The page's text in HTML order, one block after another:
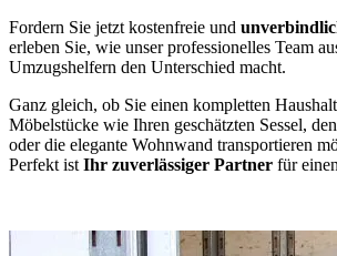
Fordern Sie jetzt kostenfreie und
erleben Sie, wie unser professionelles Team
Umzugshelfern den Unterschied macht.
Ganz gleich, ob Sie einen kompletten
Möbelstücke wie Ihren geschätzten Sessel,
oder die elegante Wohnwand transportieren
Perfekt ist Ihr zuverlässiger Partner für